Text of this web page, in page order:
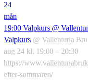
24
mån
19:00 Valpkurs @
Valpkurs @ Vallentuna
aug 24 kl. 19:00 – 20:30
https://
efter-sommaren/